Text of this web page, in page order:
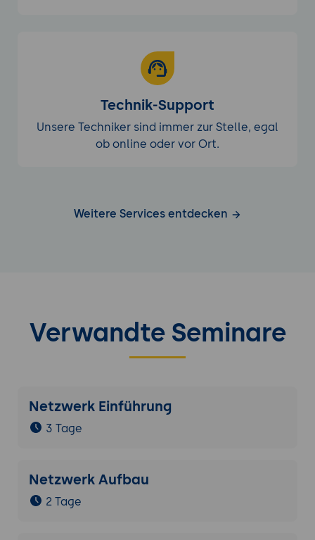
Technik-Support
Unsere Techniker sind immer zur Stelle, egal
ob online oder vor Ort.
Weitere Services entdecken
Verwandte Seminare
Netzwerk Einführung
3 Tage
Netzwerk Aufbau
2 Tage